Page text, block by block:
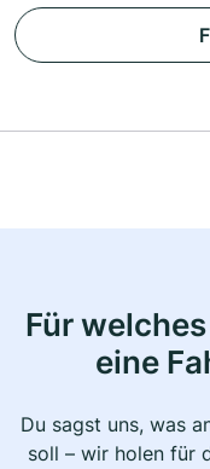
Für
eine
Du sagst uns, was
soll – wir holen für